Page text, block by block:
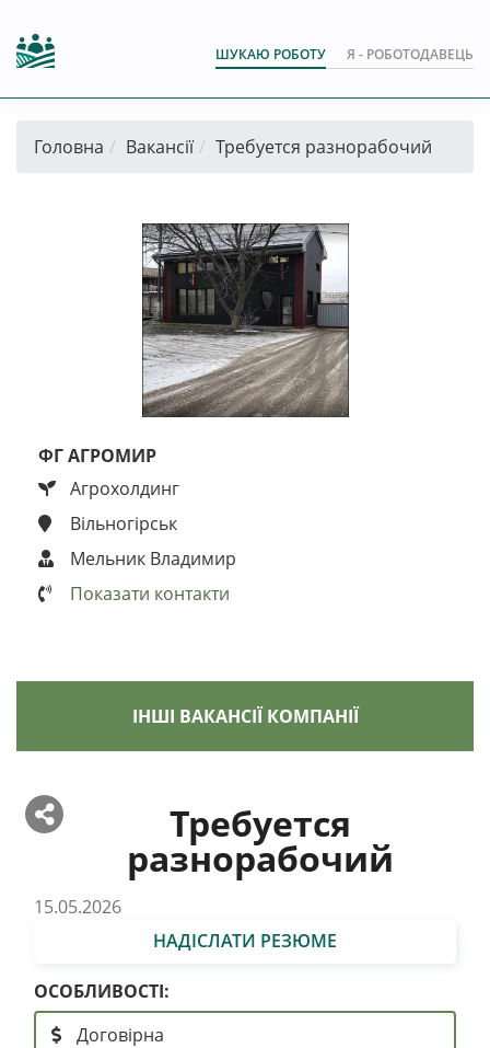
ШУКАЮ РОБОТУ Я - РОБОТОДАВЕЦЬ
Головна Вакансії Требуется разнорабочий
ФГ АГРОМИР
Агрохолдинг
Вільногірськ
Мельник Владимир
Показати контакти
ІНШІ ВАКАНСІЇ КОМПАНІЇ
Требуется
разнорабочий
15.05.2026
НАДІСЛАТИ РЕЗЮМЕ
ОСОБЛИВОСТІ:
Договірна